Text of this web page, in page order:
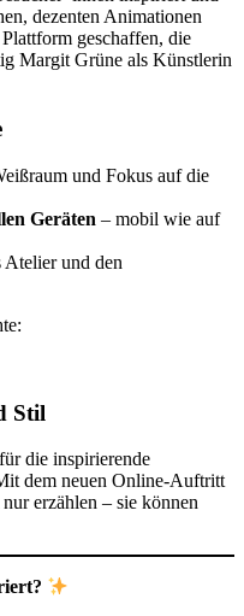
dezenten Animationen
geschaffen, die
Margit Grüne als Künstlerin
und Fokus auf die
Geräten – mobil wie auf
Atelier und den
Stil
die inspirierende
dem neuen Online-Auftritt
erzählen – sie können